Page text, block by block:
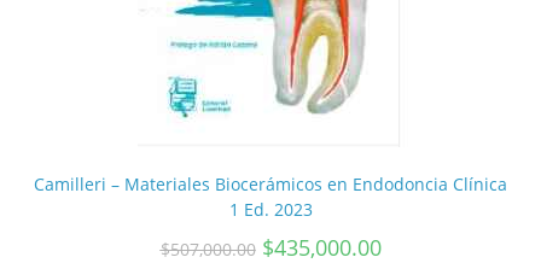
Camilleri – Materiales Biocerámicos en Endodoncia Clínica
1 Ed. 2023
$507,000.00 $435,000.00